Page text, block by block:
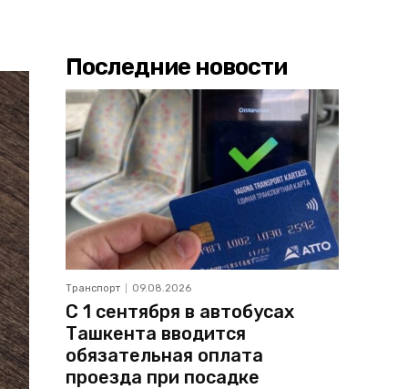
Последние новости
Транспорт 09.08.2026
С 1 сентября в автобусах
Ташкента вводится
обязательная оплата
проезда при посадке